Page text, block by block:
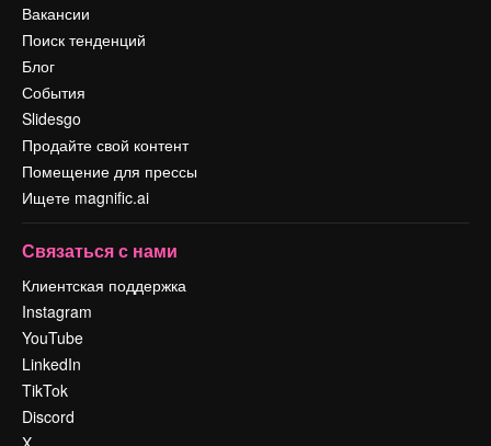
Вакансии
Поиск тенденций
Блог
События
Slidesgo
Продайте свой контент
Помещение для прессы
Ищете magnific.ai
Связаться с нами
Клиентская поддержка
Instagram
YouTube
LinkedIn
TikTok
Discord